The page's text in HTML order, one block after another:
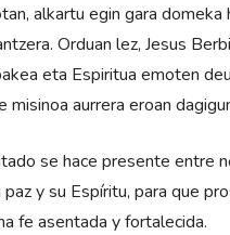
alkartu egin gara domeka
Orduan lez, Jesus
eta Espiritua emoten
misinoa aurrera eroan
se hace presente entre
y su Espíritu, para que
fe asentada y fortalecida.